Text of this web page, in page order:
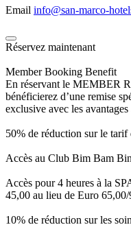
Email info@san-marco-
Réservez maintenant
Member Booking Benefit
En réservant le MEMBER
bénéficierez d’une remise
exclusive avec les avantages
50% de réduction sur le
Accès au Club Bim Bam
Accès pour 4 heures à la
45,00 au lieu de Euro
10% de réduction sur les